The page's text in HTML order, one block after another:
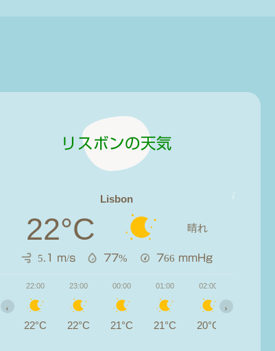
リスボンの天気
Lisbon
22°C 晴れ
5.1 m/s 77% 766 mmHg
22:00
22°C
23:00
22°C
00:00
21°C
01:00
21°C
02:00
20°C
‹ ›